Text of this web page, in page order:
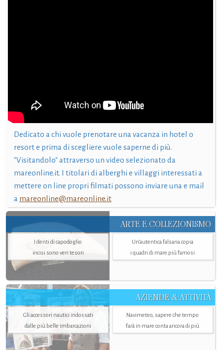
Dedicato a chi vuole prenotare una vacanza in hotel o
resort e prima di scegliere vuole saperne di più.
"Visitandolo" attraverso un video selezionato da
mareonline.it. I titolari di alberghi e villaggi interessati a
mettere on line propri filmati possono inviare una e mail
a mareonline@mareonline.it
ARTE E COLLEZIONISMO
I denti di capodoglio
incisi sono veri tesori
Un’autentica falsaria copia
i quadri di mare più famosi
AZIENDE & ATTIVITÀ
Gli accessori nautici indossati
dalle più belle imbarcazioni
Navimeteo, sapere che tempo
farà in mare conta ancora di più